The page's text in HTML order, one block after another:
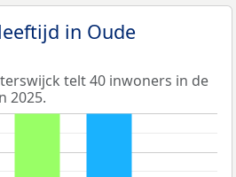
in Oude
telt 40 inwoners in de
2025.